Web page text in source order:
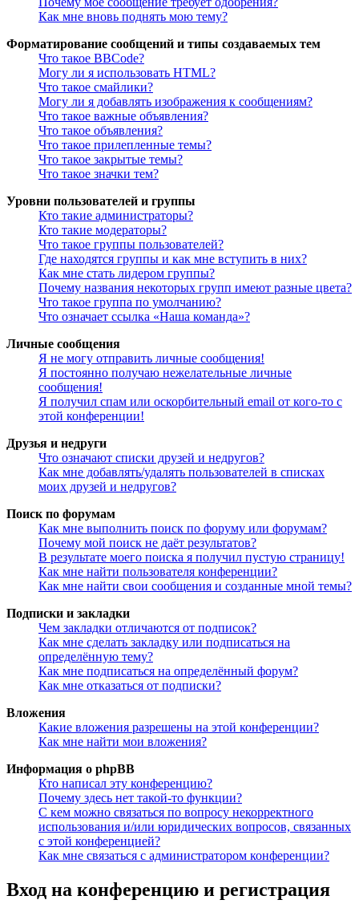
Как мне вновь поднять мою тему?
Форматирование сообщений и типы создаваемых тем
Что такое BBCode?
Могу ли я использовать HTML?
Что такое смайлики?
Могу ли я добавлять изображения к сообщениям?
Что такое важные объявления?
Что такое объявления?
Что такое прилепленные темы?
Что такое закрытые темы?
Что такое значки тем?
Уровни пользователей и группы
Кто такие администраторы?
Кто такие модераторы?
Что такое группы пользователей?
Где находятся группы и как мне вступить в них?
Как мне стать лидером группы?
Почему названия некоторых групп имеют разные цвета?
Что такое группа по умолчанию?
Что означает ссылка «Наша команда»?
Личные сообщения
Я не могу отправить личные сообщения!
Я постоянно получаю нежелательные личные
сообщения!
Я получил спам или оскорбительный email от кого-то с
этой конференции!
Друзья и недруги
Что означают списки друзей и недругов?
Как мне добавлять/удалять пользователей в списках
моих друзей и недругов?
Поиск по форумам
Как мне выполнить поиск по форуму или форумам?
Почему мой поиск не даёт результатов?
В результате моего поиска я получил пустую страницу!
Как мне найти пользователя конференции?
Как мне найти свои сообщения и созданные мной темы?
Подписки и закладки
Чем закладки отличаются от подписок?
Как мне сделать закладку или подписаться на
определённую тему?
Как мне подписаться на определённый форум?
Как мне отказаться от подписки?
Вложения
Какие вложения разрешены на этой конференции?
Как мне найти мои вложения?
Информация о phpBB
Кто написал эту конференцию?
Почему здесь нет такой-то функции?
С кем можно связаться по вопросу некорректного
использования и/или юридических вопросов, связанных
с этой конференцией?
Как мне связаться с администратором конференции?
Вход на конференцию и регистрация